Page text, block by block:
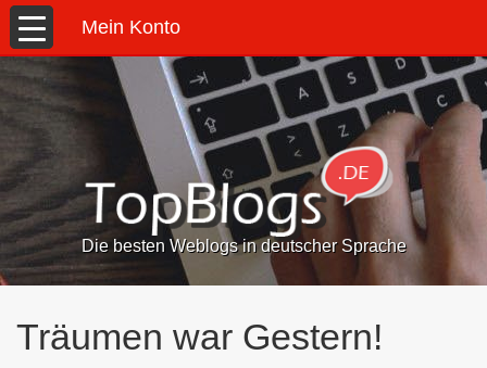
Mein Konto
Die besten Weblogs in deutscher Sprache
Träumen war Gestern!